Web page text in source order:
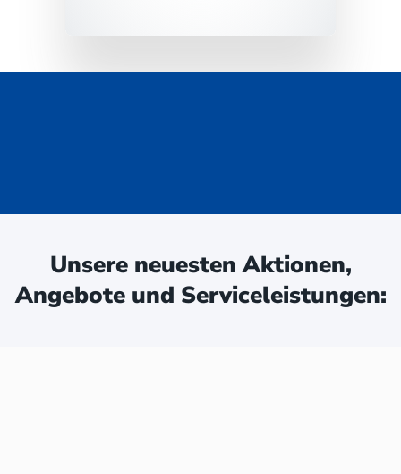
Unsere neuesten Aktionen,
Angebote und Serviceleistungen: